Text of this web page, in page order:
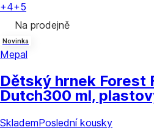
+4+5
Na prodejně
Novinka
Mepal
Dětský hrnek Forest
Dutch300 ml,
SklademPoslední kousky